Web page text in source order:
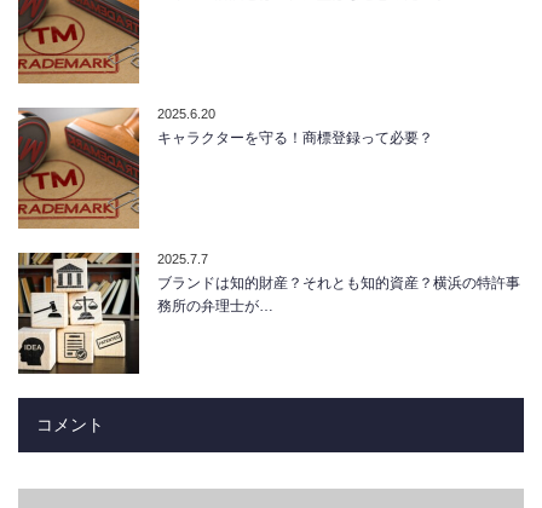
2025.6.20
キャラクターを守る！商標登録って必要？
2025.7.7
ブランドは知的財産？それとも知的資産？横浜の特許事
務所の弁理士が…
コメント